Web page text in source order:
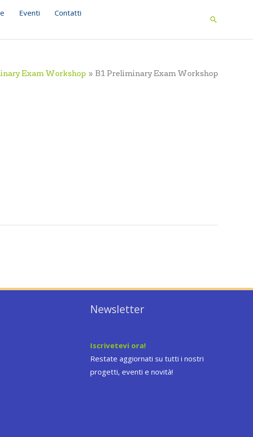
Eventi
Contatti
Search
Exam Workshop B1 Preliminary Exam Workshop
Newsletter
Iscrivetevi ora!
Restate aggiornati su tutti i nostri
progetti, eventi e novità!